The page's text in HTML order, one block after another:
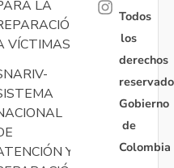
LA
VÍCTIMAS
Y
Todos
los
derechos
Gobierno
de
Colombia